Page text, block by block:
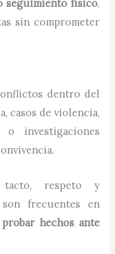
seguimiento físico,
sin comprometer
dentro del
casos de violencia,
o investigaciones
tacto, respeto y
frecuentes en
probar hechos ante